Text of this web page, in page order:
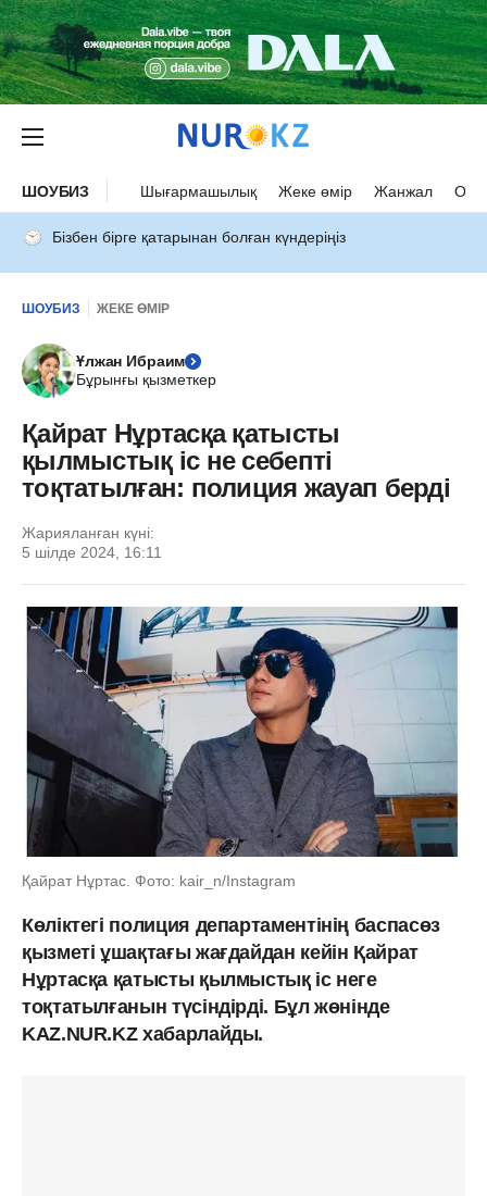
ШОУБИЗ Шығармашылық Жеке өмір Жанжал
Бізбен бірге қатарынан болған күндеріңіз
ШОУБИЗ ЖЕКЕ ӨМІР
Ұлжан Ибраим
Бұрынғы қызметкер
Қайрат Нұртасқа қатысты
қылмыстық іс не себепті
тоқтатылған: полиция жауап берді
Жарияланған күні:
5 шілде 2024, 16:11
Қайрат Нұртас. Фото: kair_n/Instagram
Көліктегі полиция департаментінің баспасөз
қызметі ұшақтағы жағдайдан кейін Қайрат
Нұртасқа қатысты қылмыстық іс неге
тоқтатылғанын түсіндірді. Бұл жөнінде
KAZ.NUR.KZ хабарлайды.